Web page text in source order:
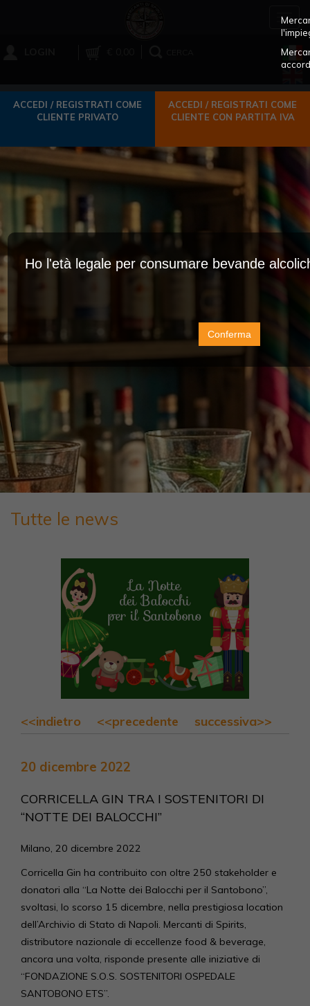
ACCEDI / REGISTRATI COME
CLIENTE PRIVATO
ACCEDI / REGISTRATI COME
CLIENTE CON PARTITA IVA
Tutte le news
<<indietro <<precedente successiva>>
20 dicembre 2022
CORRICELLA GIN TRA I SOSTENITORI DI
“NOTTE DEI BALOCCHI”
Milano, 20 dicembre 2022
Corricella Gin ha contribuito con oltre 250 stakeholder e
donatori alla “La Notte dei Balocchi per il Santobono”,
svoltasi, lo scorso 15 dicembre, nella prestigiosa location
dell’Archivio di Stato di Napoli. Mercanti di Spirits,
distributore nazionale di eccellenze food & beverage,
ancora una volta, risponde presente alle iniziative di
“FONDAZIONE S.O.S. SOSTENITORI OSPEDALE
SANTOBONO ETS”.
Ho l'età legale per consumare bevande
Conferma